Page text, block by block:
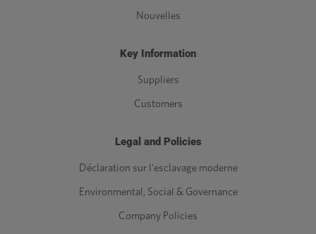
Nouvelles
Key Information
Suppliers
Customers
Legal and Policies
Déclaration sur l'esclavage moderne
Environmental, Social & Governance
Company Policies